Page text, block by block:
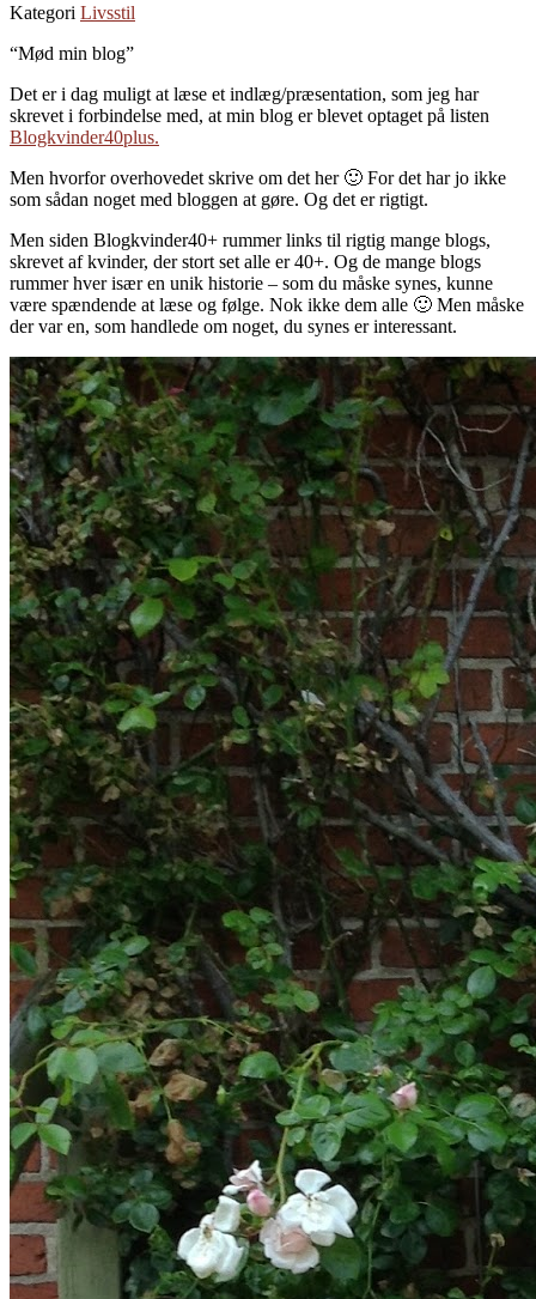
Kategori Livsstil
“Mød min blog”
Det er i dag muligt at læse et indlæg/præsentation, som jeg har
skrevet i forbindelse med, at min blog er blevet optaget på listen
Blogkvinder40plus.
Men hvorfor overhovedet skrive om det her 🙂 For det har jo ikke
som sådan noget med bloggen at gøre. Og det er rigtigt.
Men siden Blogkvinder40+ rummer links til rigtig mange blogs,
skrevet af kvinder, der stort set alle er 40+. Og de mange blogs
rummer hver især en unik historie – som du måske synes, kunne
være spændende at læse og følge. Nok ikke dem alle 🙂 Men måske
der var en, som handlede om noget, du synes er interessant.